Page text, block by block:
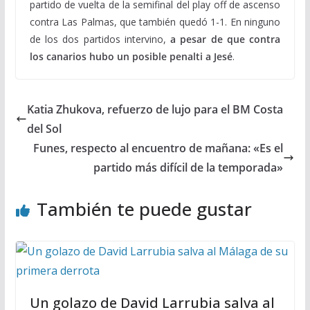
partido de vuelta de la semifinal del play off de ascenso
contra Las Palmas, que también quedó 1-1. En ninguno
de los dos partidos intervino,a pesar de que contra
los canarios hubo un posible penalti a Jesé.
Katia Zhukova, refuerzo de lujo para el BM Costa
del Sol
Funes, respecto al encuentro de mañana: «Es el
partido más difícil de la temporada»
También te puede gustar
Un golazo de David Larrubia salva al